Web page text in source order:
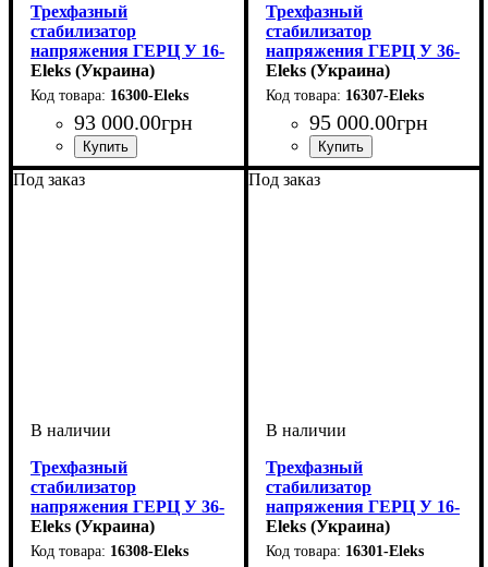
Трехфазный
стабилизатор
напряжения ГЕРЦ У 16-
3/50 v3.0
Eleks (Украина)
16300-Eleks
93 000.00грн
Количество фаз:
трехфазный
Мощность: 33 кВт
Вес, кг: 77
Серия: Герц v3.0
Трехфазный
стабилизатор
напряжения ГЕРЦ У 36-
3/32 v3.0
Eleks (Украина)
16307-Eleks
95 000.00грн
Количество фаз:
трехфазный
Мощность: 22кВт
Вес, кг: 75
Серия: Герц v3.0
Под заказ
Трехфазный
стабилизатор
напряжения ГЕРЦ У 36-
3/40 v3.0
Eleks (Украина)
16308-Eleks
Под заказ
Трехфазный
стабилизатор
напряжения ГЕРЦ У 16-
3/63 v3.0
Eleks (Украина)
16301-Eleks